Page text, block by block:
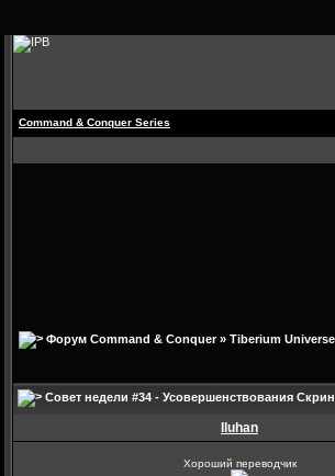
Command & Conquer Series
Форум Command & Conquer» Tiberium Universe
Совет недели #34 - Усовершенствования
Iluhan
Хороший переводчик